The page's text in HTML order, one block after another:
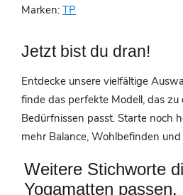
Marken: TP
Jetzt bist du dran!
Entdecke unsere vielfältige
finde das perfekte Modell, das zu
Bedürfnissen passt. Starte noch
mehr Balance, Wohlbefinden
Weitere Stichworte
Yogamatten passen.